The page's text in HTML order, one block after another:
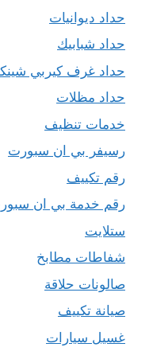
حداد ديوانيات
حداد شبابيك
حداد غرف كيربي
حداد مظلات
خدمات تنظيف
رسيفر بي ان سبورت
رقم تكييف
رقم خدمة بي ان
ستلايت
شفاطات مطابخ
صالونات حلاقة
صيانة تكييف
غسيل سيارات